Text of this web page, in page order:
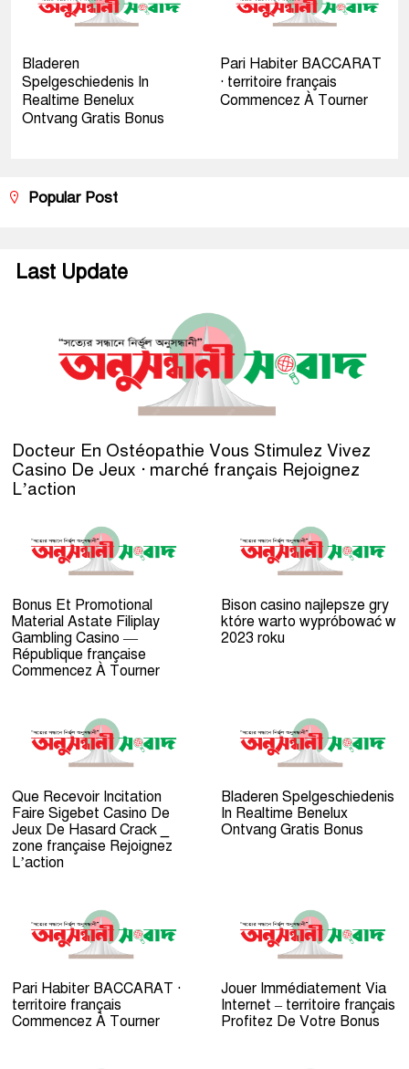
Bladeren
Spelgeschiedenis In
Realtime Benelux
Ontvang Gratis Bonus
Pari Habiter BACCARAT
· territoire français
Commencez À Tourner
Popular Post
Last Update
Docteur En Ostéopathie Vous Stimulez Vivez
Casino De Jeux · marché français Rejoignez
L’action
Bonus Et Promotional
Material Astate Filiplay
Gambling Casino —
République française
Commencez À Tourner
Bison casino najlepsze gry
które warto wypróbować w
2023 roku
Que Recevoir Incitation
Faire Sigebet Casino De
Jeux De Hasard Crack _
zone française Rejoignez
L’action
Bladeren Spelgeschiedenis
In Realtime Benelux
Ontvang Gratis Bonus
Pari Habiter BACCARAT ·
territoire français
Commencez À Tourner
Jouer Immédiatement Via
Internet – territoire français
Profitez De Votre Bonus